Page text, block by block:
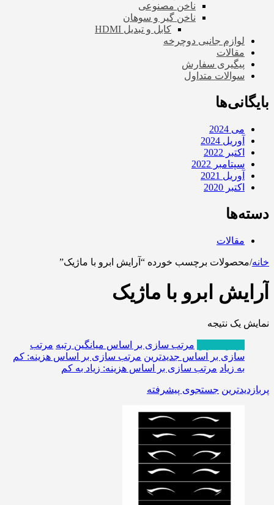
ناخن مصنوعی
ناخن گیر و سوهان
کابل و تبدیل HDMI
لوازم جانبی دوچرخه
مقالات
پیگیری سفارش
سوالات متداول
بایگانی‌ها
می 2024
آوریل 2024
اکتبر 2022
سپتامبر 2022
آوریل 2021
اکتبر 2020
دسته‌ها
مقالات
خانه/محصولات برچسب خورده “آرایش ابرو با ماژیک”
آرایش ابرو با ماژیک
نمایش یک نتیجه
مرتب سازی بر اساس میانگین رتبه مرتب
سازی بر اساس جدیدترین مرتب سازی بر اساس هزینه: کم
به زیاد مرتب سازی بر اساس هزینه: زیاد به کم
پربازدیدترین جستجوی پیشرفته